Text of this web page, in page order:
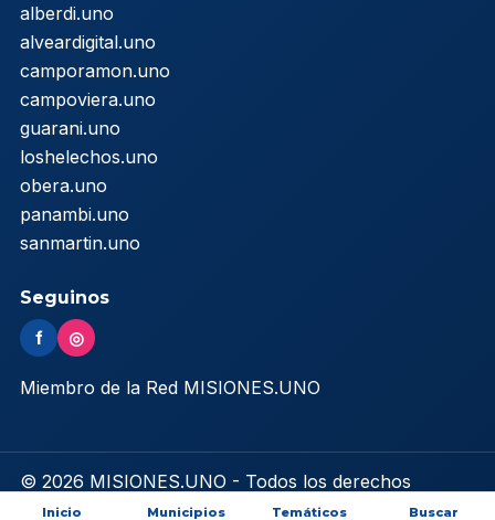
alberdi.uno
alveardigital.uno
camporamon.uno
campoviera.uno
guarani.uno
loshelechos.uno
obera.uno
panambi.uno
sanmartin.uno
Seguinos
f ◎
Miembro de la Red MISIONES.UNO
© 2026 MISIONES.UNO - Todos los derechos
reservados
Inicio Municipios Temáticos Buscar